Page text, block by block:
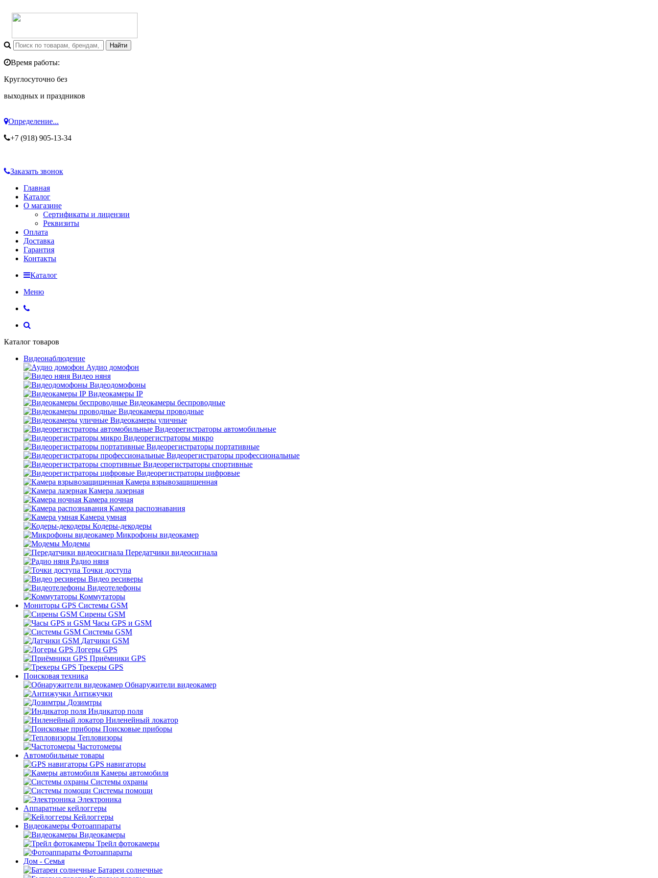
Время работы:
Круглосуточно без
выходных и праздников
Определение...
+7 (918) 905-13-34
Заказать звонок
Главная
Каталог
О магазине
Сертификаты и лицензии
Реквизиты
Оплата
Доставка
Гарантия
Контакты
Каталог
Меню
Каталог товаров
Видеонаблюдение
Аудио домофон
Видео няня
Видеодомофоны
Видеокамеры IP
Видеокамеры беспроводные
Видеокамеры проводные
Видеокамеры уличные
Видеорегистраторы автомобильные
Видеорегистраторы микро
Видеорегистраторы портативные
Видеорегистраторы профессиональные
Видеорегистраторы спортивные
Видеорегистраторы цифровые
Камера взрывозащищенная
Камера лазерная
Камера ночная
Камера распознавания
Камера умная
Кодеры-декодеры
Микрофоны видеокамер
Модемы
Передатчики видеосигнала
Радио няня
Точки доступа
Видео ресиверы
Видеотелефоны
Коммутаторы
Мониторы GPS Системы GSM
Сирены GSM
Часы GPS и GSM
Системы GSM
Датчики GSM
Логеры GPS
Приёмники GPS
Трекеры GPS
Поисковая техника
Обнаружители видеокамер
Антижучки
Дозимтры
Индикатор поля
Ниленейный локатор
Поисковые приборы
Тепловизоры
Частотомеры
Автомобильные товары
GPS навигаторы
Камеры автомобиля
Системы охраны
Системы помощи
Электроника
Аппаратные кейлоггеры
Кейлоггеры
Видеокамеры Фотоаппараты
Видеокамеры
Трейл фотокамеры
Фотоаппараты
Дом - Семья
Батареи солнечные